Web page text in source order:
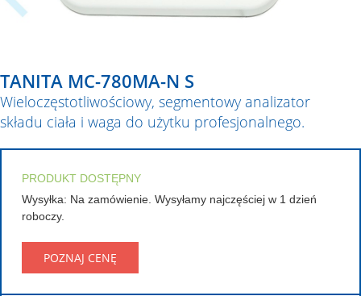
TANITA MC-780MA-N S
Wieloczęstotliwościowy, segmentowy analizator
składu ciała i waga do użytku profesjonalnego.
PRODUKT DOSTĘPNY
Wysyłka: Na zamówienie. Wysyłamy najczęściej w 1 dzień
roboczy.
POZNAJ CENĘ